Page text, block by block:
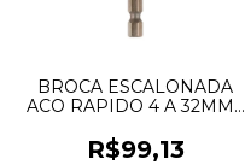
BROCA ESCALONADA
ACO RAPIDO 4 A 32MM -
R$99,13